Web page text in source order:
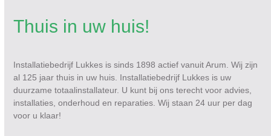
Thuis in uw huis!
Installatiebedrijf Lukkes is sinds 1898 actief vanuit Arum. Wij zijn
al 125 jaar thuis in uw huis. Installatiebedrijf Lukkes is uw
duurzame totaalinstallateur. U kunt bij ons terecht voor advies,
installaties, onderhoud en reparaties. Wij staan 24 uur per dag
voor u klaar!